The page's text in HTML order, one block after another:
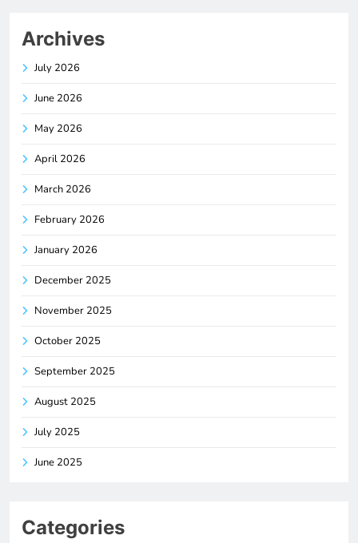
Archives
July 2026
June 2026
May 2026
April 2026
March 2026
February 2026
January 2026
December 2025
November 2025
October 2025
September 2025
August 2025
July 2025
June 2025
Categories